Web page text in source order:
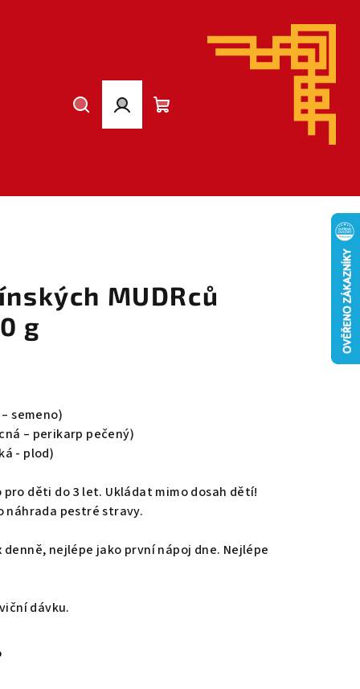
HledatPřihlášení
MUDRců
g
semeno)
– perikarp pečený)
- plod)
pro děti do 3 let. Ukládat mimo dosah dětí!
náhrada pestré stravy.
denně, nejlépe jako první nápoj dne. Nejlépe
dávku.